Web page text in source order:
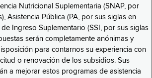
Nutricional Suplementaria (SNAP, por
Asistencia Pública (PA, por sus siglas en
Ingreso Suplementario (SSI, por sus siglas
serán completamente anónimas y
para contarnos su experiencia con
o renovación de los subsidios. Sus
a mejorar estos programas de asistencia